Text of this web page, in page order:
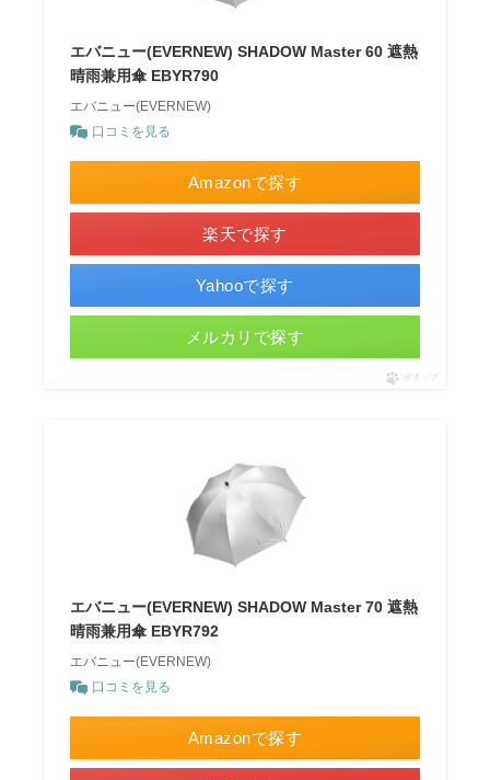
エバニュー(EVERNEW) SHADOW Master 60 遮熱
晴雨兼用傘 EBYR790
エバニュー(EVERNEW)
口コミを見る
Amazonで探す
楽天で探す
Yahooで探す
メルカリで探す
ポチップ
エバニュー(EVERNEW) SHADOW Master 70 遮熱
晴雨兼用傘 EBYR792
エバニュー(EVERNEW)
口コミを見る
Amazonで探す